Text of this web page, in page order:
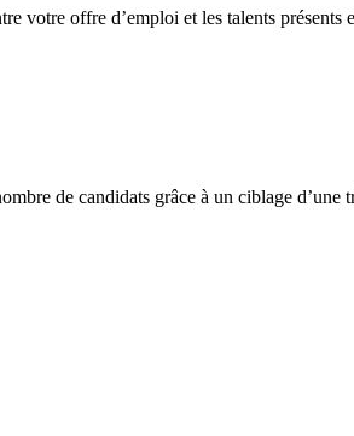
votre offre d’emploi et les talents
de candidats grâce à un ciblage